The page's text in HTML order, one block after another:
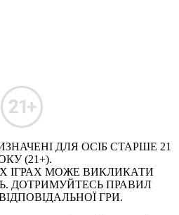
ДЛЯ ОСІБ СТАРШЕ 21
(21+).
ІГРАХ МОЖЕ ВИКЛИКАТИ
ДОТРИМУЙТЕСЬ ПРАВИЛ
ГРИ.